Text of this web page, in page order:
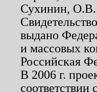
Сухинин, О.В.
выдано
и массовых
Российская
В 2006 г.
соответствии с